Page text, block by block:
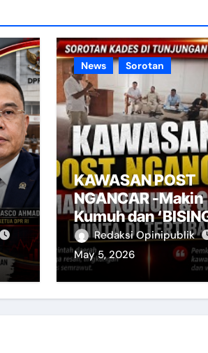
News Sorotan
KAWASAN POST
NGANCAR -Makin
Kumuh dan
Minta Ditertibkan
Redaksi Opinipublik
May 5, 2026